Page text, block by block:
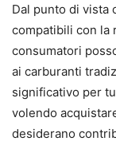
Dal punto di vista
compatibili con la
consumatori
ai carburanti
significativo per
volendo
desiderano